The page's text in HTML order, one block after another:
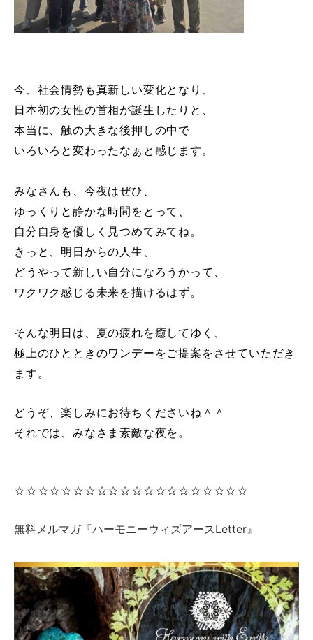
今、社会情勢も真新しい変化となり、
日本初の女性の首相が誕生したりと、
本当に、触の大きな後押しの中で
いろいろと変わったなぁと感じます。
みなさんも、今夜はぜひ、
ゆっくりと静かな時間をとって、
自分自身を優しく見つめてみてね。
きっと、明日からの人生、
どうやって新しい自分になろうかって、
ワクワク感じる未来を描けるはず。
そんな明日は、夏の疲れを癒してゆく、
極上のひとときのワンデーをご提案をさせていただき
ます。
どうぞ、楽しみにお待ちくださいね＾＾
それでは、みなさま素敵な夜を。
☆☆☆☆☆☆☆☆☆☆☆☆☆☆☆☆☆☆☆☆
無料メルマガ『ハーモニーウィズアースLetter』